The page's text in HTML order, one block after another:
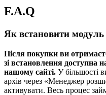
F.A.Q
Як встановити
Після покупки ви
зі встановлення доступна
нашому сайті. У більшості
архів через «Менеджер
активувати. Весь процес